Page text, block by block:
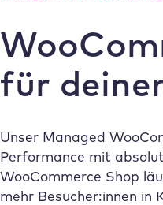
für
Unser Managed
Performance mit
WooCommerce Shop
mehr Besucher:innen in